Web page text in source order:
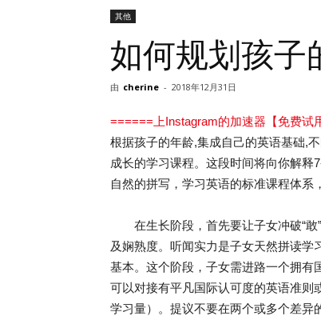
其他
如何规划孩子
由 cherine - 2018年12月31日
======上Instagram的加速器【免费试
根据孩子的年龄,集成自己的英语基础,
成长的学习课程。这段时间将向你解
自然的拼写，学习英语的标准课程体系
在生长阶段，首先要让子女冲破“敢”
及娴熟度。听闻实力是子女天然拼读
基本。这个阶段，子女需进路一个拥有
可以对接有平凡国际认可度的英语准则
学习量）。提议不要在两个或多个差异